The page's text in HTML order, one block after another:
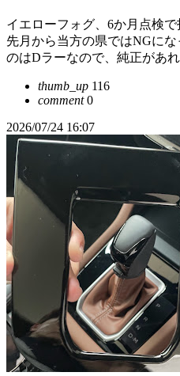
イエローフォグ、6か月点検
先月から当方の県ではNGに
のはDラーなので、純正があ
thumb_up 116
comment0
2026/07/24 16:07